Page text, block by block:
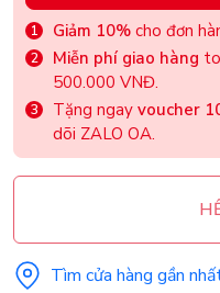
Giảm 10% cho đơn
Miễn phí giao hàng
500.000 VNĐ.
Tặng ngay voucher
dõi ZALO OA.
Tìm cửa hàng gần